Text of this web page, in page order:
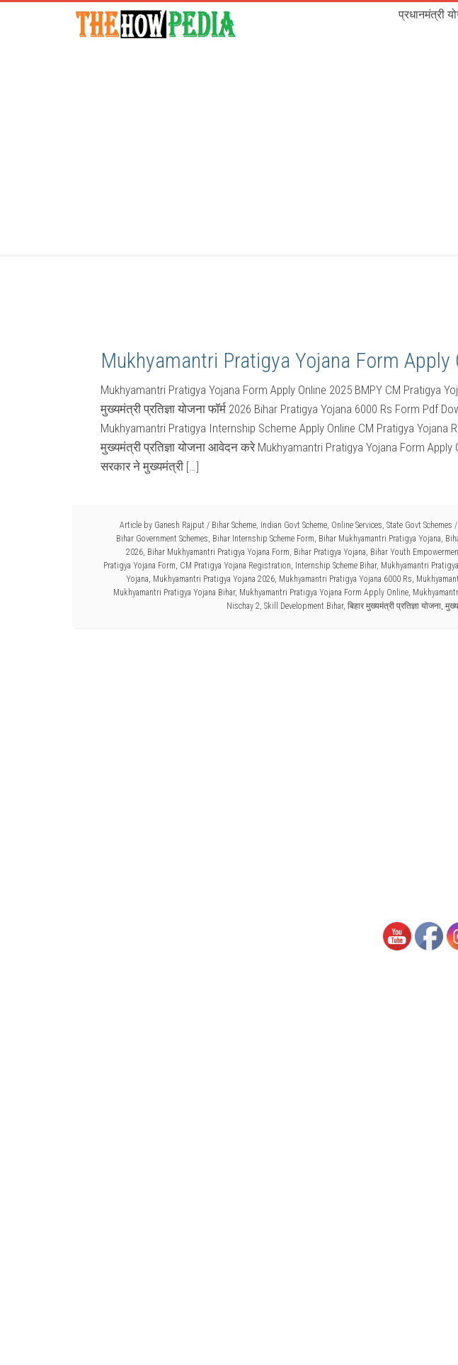
प्रधानमंत्री
Mukhyamantri Pratigya Yojana Form Apply
Mukhyamantri Pratigya Yojana Form Apply Online 2025 BMPY CM Pratigya
मुख्यमंत्री प्रतिज्ञा योजना फॉर्म 2026 Bihar Pratigya Yojana 6000 Rs Form Pdf
Mukhyamantri Pratigya Internship Scheme Apply Online CM Pratigya Yojana
मुख्यमंत्री प्रतिज्ञा योजना आवेदन करे Mukhyamantri Pratigya Yojana Form Apply
सरकार ने मुख्यमंत्री […]
Article by Ganesh Rajput / Bihar Scheme, Indian Govt Scheme, Online Services, State Govt Schemes /
Bihar Government Schemes, Bihar Internship Scheme Form, Bihar Mukhyamantri Pratigya Yojana,
2026, Bihar Mukhyamantri Pratigya Yojana Form, Bihar Pratigya Yojana, Bihar Youth
Pratigya Yojana Form, CM Pratigya Yojana Registration, Internship Scheme Bihar, Mukhyamantri
Yojana, Mukhyamantri Pratigya Yojana 2026, Mukhyamantri Pratigya Yojana 6000 Rs,
Mukhyamantri Pratigya Yojana Bihar, Mukhyamantri Pratigya Yojana Form Apply Online,
Nischay 2, Skill Development Bihar, बिहार मुख्यमंत्री प्रतिज्ञा योजना,